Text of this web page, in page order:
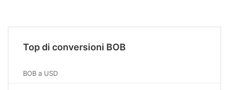
Top di conversioni BOB
BOB a USD